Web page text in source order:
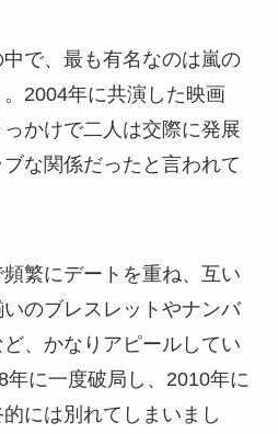
で、最も有名なのは嵐の
2004年に共演した映画
かけで二人は交際に発展
な関係だったと言われて
繁にデートを重ね、互い
のブレスレットやナンバ
、かなりアピールしてい
年に一度破局し、2010年に
には別れてしまいまし